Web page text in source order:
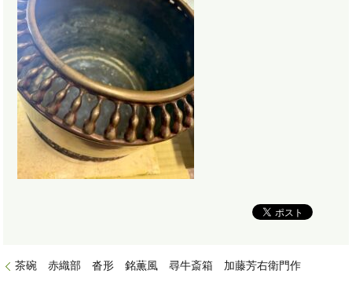
茶碗 赤織部 沓形 銘薫風 尋牛斎箱 加藤芳右衛門作